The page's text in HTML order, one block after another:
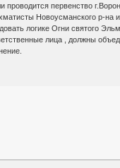
первенство
Новоусманского р-на
логике Огни святого
лица , должны